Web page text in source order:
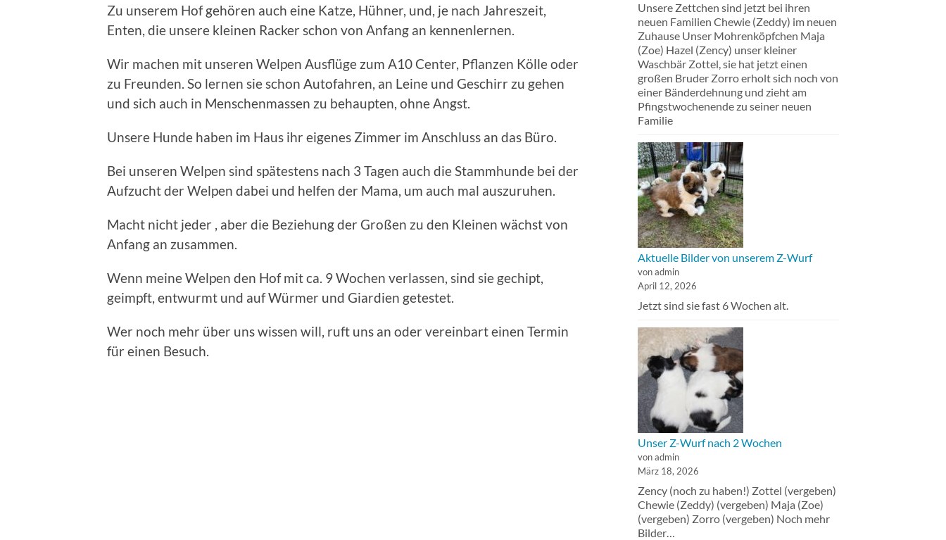
Zu unserem Hof gehören auch eine Katze, Hühner, und, je nach Jahreszeit,
Enten, die unsere kleinen Racker schon von Anfang an kennenlernen.
Wir machen mit unseren Welpen Ausflüge zum A10 Center, Pflanzen Kölle oder
zu Freunden. So lernen sie schon Autofahren, an Leine und Geschirr zu gehen
und sich auch in Menschenmassen zu behaupten, ohne Angst.
Unsere Hunde haben im Haus ihr eigenes Zimmer im Anschluss an das Büro.
Bei unseren Welpen sind spätestens nach 3 Tagen auch die Stammhunde bei der
Aufzucht der Welpen dabei und helfen der Mama, um auch mal auszuruhen.
Macht nicht jeder , aber die Beziehung der Großen zu den Kleinen wächst von
Anfang an zusammen.
Wenn meine Welpen den Hof mit ca. 9 Wochen verlassen, sind sie gechipt,
geimpft, entwurmt und auf Würmer und Giardien getestet.
Wer noch mehr über uns wissen will, ruft uns an oder vereinbart einen Termin
für einen Besuch.
Unsere Zettchen sind jetzt bei ihren
neuen Familien Chewie (Zeddy) im neuen
Zuhause Unser Mohrenköpfchen Maja
(Zoe) Hazel (Zency) unser kleiner
Waschbär Zottel, sie hat jetzt einen
großen Bruder Zorro erholt sich noch von
einer Bänderdehnung und zieht am
Pfingstwochenende zu seiner neuen
Familie
Aktuelle Bilder von unserem Z-Wurf
von admin
April 12, 2026
Jetzt sind sie fast 6 Wochen alt.
Unser Z-Wurf nach 2 Wochen
von admin
März 18, 2026
Zency (noch zu haben!) Zottel (vergeben)
Chewie (Zeddy) (vergeben) Maja (Zoe)
(vergeben) Zorro (vergeben) Noch mehr
Bilder…